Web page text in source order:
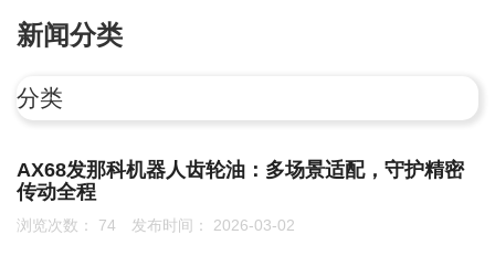
新闻分类
分类
联系我们
AX68发那科机器人齿轮油：多场景适配，守护精密
传动全程
浏览次数： 74 发布时间： 2026-03-02